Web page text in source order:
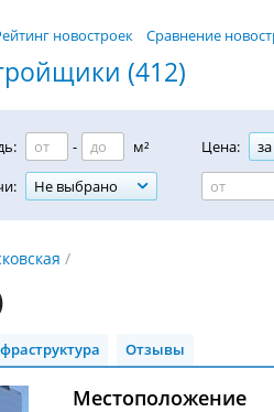
новостроек Сравнение
(412)
-
м²
Не выбрано
Цена:
Отзывы
Местоположение